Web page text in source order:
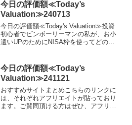
でビンボーリーマンの私が、お小遣いUP
のためにNISA枠を使...
今日の評価額≪Today’s
Valuation≫240713
今日の評価額≪Today's Valuation≫投資
初心者でビンボーリーマンの私が、お小
遣いUPのためにNISA枠を使ってどの銘
えていれば、少なからず長期投資を始め
る...
今日の評価額≪Today’s
Valuation≫241121
おすすめサイトまとめこちらのリンクに
は、それぞれアフリエイトが貼っており
ます。ご賛同頂ける方はぜひ、アフリエ